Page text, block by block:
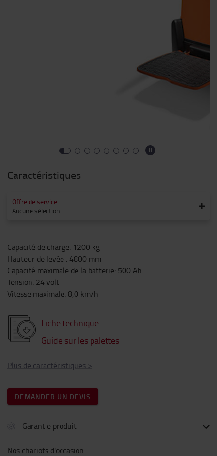
Caractéristiques
Offre de service
Aucune sélection
Capacité de charge: 1200 kg
Hauteur de levée : 4800 mm
Capacité maximale de la batterie: 500 Ah
Tension: 24 volt
Vitesse maximale: 8,0 km/h
Fiche technique
Guide sur les palettes
Plus de caractéristiques >
DEMANDER UN DEVIS
Garantie produit
Nos chariots d'occasion